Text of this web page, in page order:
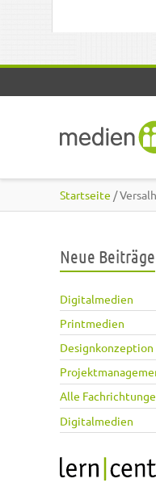
Startseite /
Neue Beiträge
Digitalmedien
Printmedien
Designkonzeption
Alle
Digitalmedien